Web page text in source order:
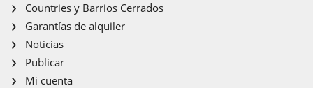
Countries y Barrios Cerrados
Garantías de alquiler
Noticias
Publicar
Mi cuenta